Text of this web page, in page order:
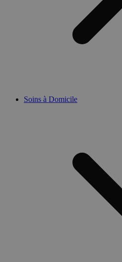
Soins à Domicile